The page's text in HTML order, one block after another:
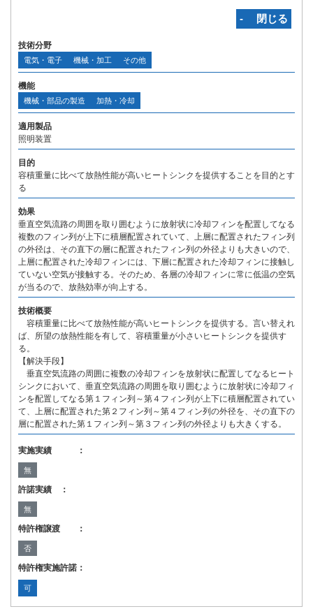
‐ 閉じる
技術分野
電気・電子 機械・加工 その他
機能
機械・部品の製造 加熱・冷却
適用製品
照明装置
目的
容積重量に比べて放熱性能が高いヒートシンクを提供することを目的とす
る
効果
垂直空気流路の周囲を取り囲むように放射状に冷却フィンを配置してなる
複数のフィン列が上下に積層配置されていて、上層に配置されたフィン列
の外径は、その直下の層に配置されたフィン列の外径よりも大きいので、
上層に配置された冷却フィンには、下層に配置された冷却フィンに接触し
ていない空気が接触する。そのため、各層の冷却フィンに常に低温の空気
が当るので、放熱効率が向上する。
技術概要
容積重量に比べて放熱性能が高いヒートシンクを提供する。言い替えれ
ば、所望の放熱性能を有して、容積重量が小さいヒートシンクを提供す
る。
【解決手段】
垂直空気流路の周囲に複数の冷却フィンを放射状に配置してなるヒート
シンクにおいて、垂直空気流路の周囲を取り囲むように放射状に冷却フィ
ンを配置してなる第１フィン列～第４フィン列が上下に積層配置されてい
て、上層に配置された第２フィン列～第４フィン列の外径を、その直下の
層に配置された第１フィン列～第３フィン列の外径よりも大きくする。
実施実績 ：
無
許諾実績 ：
無
特許権譲渡 ：
否
特許権実施許諾：
可